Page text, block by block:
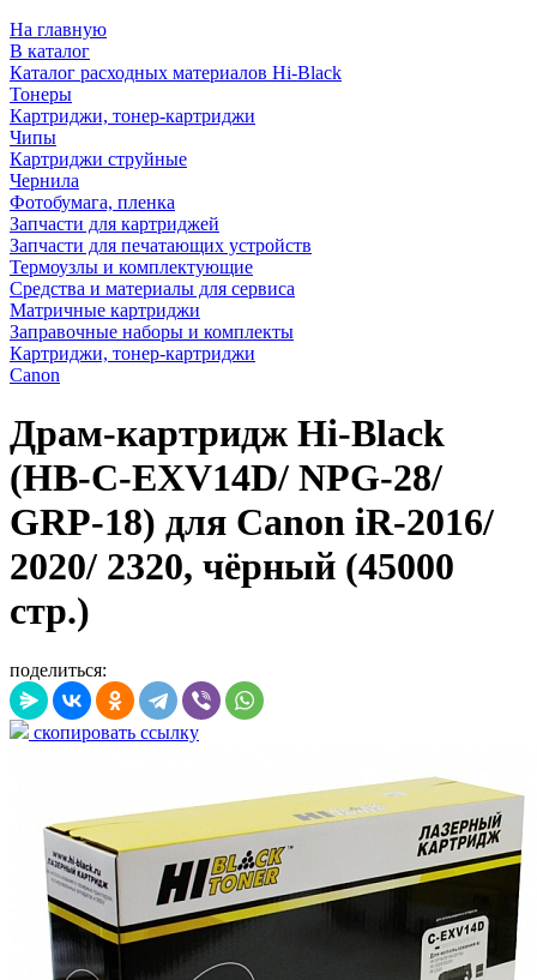
На главную
В каталог
Каталог расходных материалов Hi-Black
Тонеры
Картриджи, тонер-картриджи
Чипы
Картриджи струйные
Чернила
Фотобумага, пленка
Запчасти для картриджей
Запчасти для печатающих устройств
Термоузлы и комплектующие
Средства и материалы для сервиса
Матричные картриджи
Заправочные наборы и комплекты
Картриджи, тонер-картриджи
Canon
Драм-картридж Hi-Black
(HB-C-EXV14D/ NPG-28/
GRP-18) для Canon iR-2016/
2020/ 2320, чёрный (45000
стр.)
поделиться:
скопировать ссылку